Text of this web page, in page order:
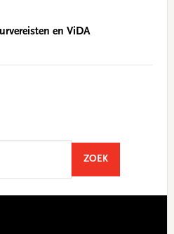
en ViDA
ZOEKSEARCH